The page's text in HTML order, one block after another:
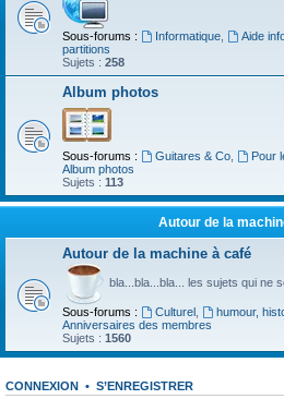
Sous-forums : Informatique, Aide
partitions
Sujets : 258
Album photos
Sous-forums : Guitares & Co, Pour
Album photos
Sujets : 113
Autour de la
Autour de la machine à café
bla...bla...bla... les sujets qui ne
Sous-forums : Culturel, humour,
Anniversaires des membres
Sujets : 1560
CONNEXION • S’ENREGISTRER